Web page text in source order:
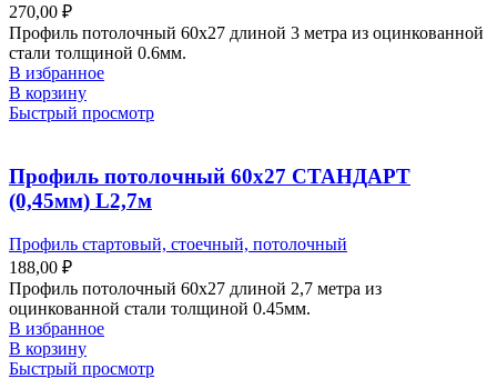
270,00 ₽
Профиль потолочный 60х27 длиной 3 метра из оцинкованной
стали толщиной 0.6мм.
В избранное
В корзину
Быстрый просмотр
Профиль потолочный 60х27 СТАНДАРТ
(0,45мм) L2,7м
Профиль стартовый, стоечный, потолочный
188,00 ₽
Профиль потолочный 60х27 длиной 2,7 метра из
оцинкованной стали толщиной 0.45мм.
В избранное
В корзину
Быстрый просмотр